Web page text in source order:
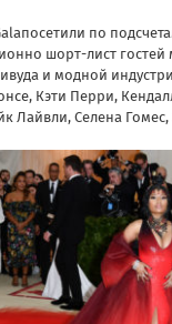
по
шорт-лист
и модной
, Кэти Перри,
Лайвли, Селена Гомес,